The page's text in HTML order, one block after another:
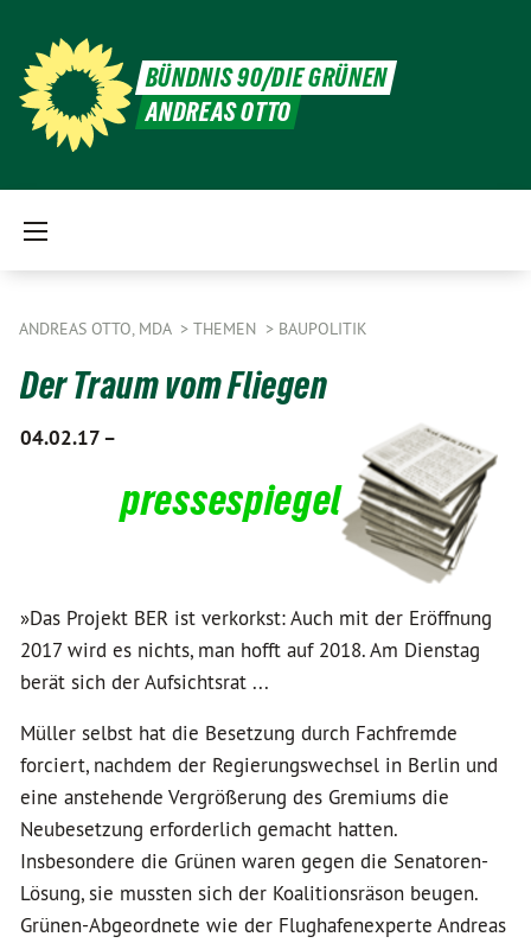
BÜNDNIS 90/DIE GRÜNEN
ANDREAS OTTO
ANDREAS OTTO, MDA THEMEN BAUPOLITIK
Der Traum vom Fliegen
04.02.17 –
pressespiegel
»Das Projekt BER ist verkorkst: Auch mit der Eröffnung
2017 wird es nichts, man hofft auf 2018. Am Dienstag
berät sich der Aufsichtsrat ...
Müller selbst hat die Besetzung durch Fachfremde
forciert, nachdem der Regierungswechsel in Berlin und
eine anstehende Vergrößerung des Gremiums die
Neubesetzung erforderlich gemacht hatten.
Insbesondere die Grünen waren gegen die Senatoren-
Lösung, sie mussten sich der Koalitionsräson beugen.
Grünen-Abgeordnete wie der Flughafenexperte Andreas